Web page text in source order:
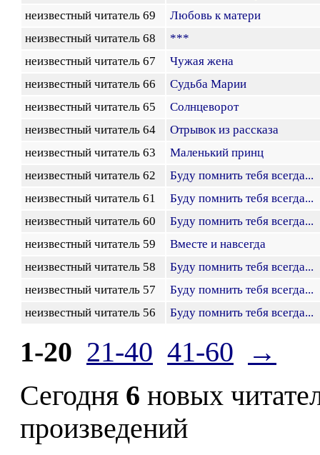
неизвестный читатель 69
Любовь к матери
неизвестный читатель 68
***
неизвестный читатель 67
Чужая жена
неизвестный читатель 66
Судьба Марии
неизвестный читатель 65
Солнцеворот
неизвестный читатель 64
Отрывок из рассказа
неизвестный читатель 63
Маленький принц
неизвестный читатель 62
Буду помнить тебя всегда...
неизвестный читатель 61
Буду помнить тебя всегда...
неизвестный читатель 60
Буду помнить тебя всегда...
неизвестный читатель 59
Вместе и навсегда
неизвестный читатель 58
Буду помнить тебя всегда...
неизвестный читатель 57
Буду помнить тебя всегда...
неизвестный читатель 56
Буду помнить тебя всегда...
1-20 21-40 41-60
→
Сегодня 6 новых
произведений